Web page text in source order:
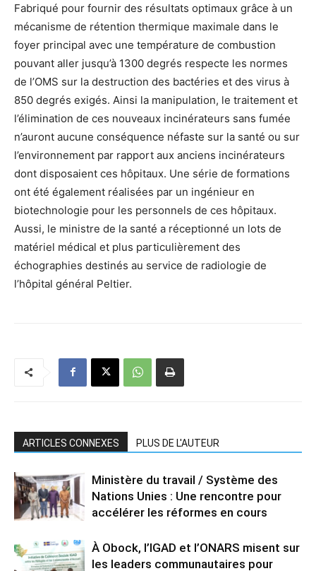
Fabriqué pour fournir des résultats optimaux grâce à un
mécanisme de rétention thermique maximale dans le
foyer principal avec une température de combustion
pouvant aller jusqu’à 1300 degrés respecte les normes
de l’OMS sur la destruction des bactéries et des virus à
850 degrés exigés. Ainsi la manipulation, le traitement et
l’élimination de ces nouveaux incinérateurs sans fumée
n’auront aucune conséquence néfaste sur la santé ou sur
l’environnement par rapport aux anciens incinérateurs
dont disposaient ces hôpitaux. Une série de formations
ont été également réalisées par un ingénieur en
biotechnologie pour les personnels de ces hôpitaux.
Aussi, le ministre de la santé a réceptionné un lots de
matériel médical et plus particulièrement des
échographies destinés au service de radiologie de
l’hôpital général Peltier.
ARTICLES CONNEXES PLUS DE L'AUTEUR
Ministère du travail / Système des
Nations Unies : Une rencontre pour
accélérer les réformes en cours
À Obock, l’IGAD et l’ONARS misent sur
les leaders communautaires pour